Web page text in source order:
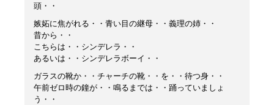
頭・・
嫉妬に焦がれる・・青い目の継母・・義理の姉・・
昔から・・
こちらは・・シンデレラ・・
あるいは・・シンデレラボーイ・・
ガラスの靴か・・チャーチの靴・・を・・待つ身・・
午前ゼロ時の鐘が・・鳴るまでは・・踊っていましょ
う・・